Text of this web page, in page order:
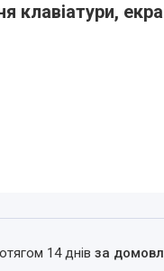
клавіатури,
14 днівза